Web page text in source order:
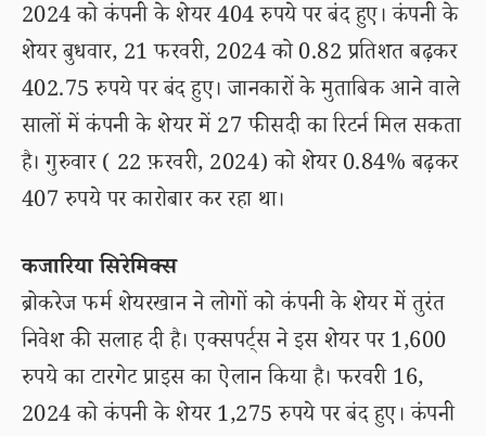
2024 को कंपनी के शेयर 404 रुपये पर बंद हुए। कंपनी के
शेयर बुधवार, 21 फरवरी, 2024 को 0.82 प्रतिशत बढ़कर
402.75 रुपये पर बंद हुए। जानकारों के मुताबिक आने वाले
सालों में कंपनी के शेयर में 27 फीसदी का रिटर्न मिल सकता
है। गुरुवार ( 22 फ़रवरी, 2024) को शेयर 0.84% बढ़कर
407 रुपये पर कारोबार कर रहा था।
कजारिया सिरेमिक्स
ब्रोकरेज फर्म शेयरखान ने लोगों को कंपनी के शेयर में तुरंत
निवेश की सलाह दी है। एक्सपर्ट्स ने इस शेयर पर 1,600
रुपये का टारगेट प्राइस का ऐलान किया है। फरवरी 16,
2024 को कंपनी के शेयर 1,275 रुपये पर बंद हुए। कंपनी